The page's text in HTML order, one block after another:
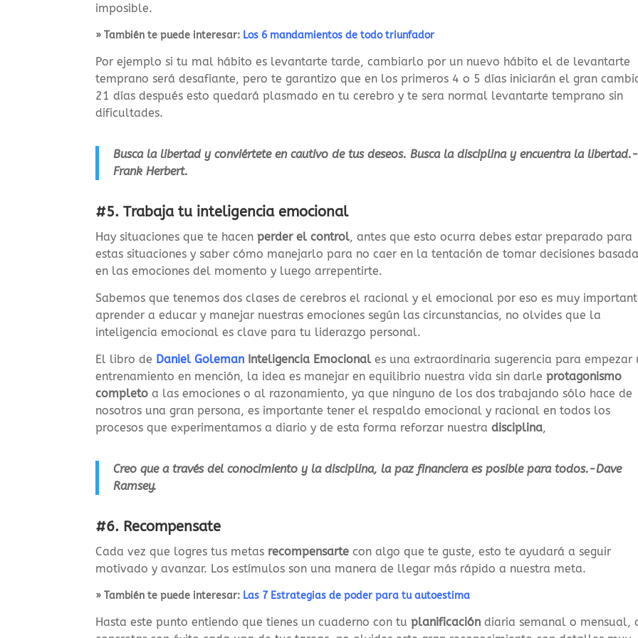
imposible.
» También te puede interesar: Los 6 mandamientos de todo triunfador
Por ejemplo si tu mal hábito es levantarte tarde, cambiarlo por un nuevo hábito el de levantarte
temprano será desafiante, pero te garantizo que en los primeros 4 o 5 días iniciarán el gran
21 días después esto quedará plasmado en tu cerebro y te sera normal levantarte temprano sin
dificultades.
Busca la libertad y conviértete en cautivo de tus deseos. Busca la disciplina y encuentra la libertad.-
Frank Herbert.
#5. Trabaja tu inteligencia emocional
Hay situaciones que te hacenperder el control, antes que esto ocurra debes estar preparado para
estas situaciones y saber cómo manejarlo para no caer en la tentación de tomar decisiones
en las emociones del momento y luego arrepentirte.
Sabemos que tenemos dos clases de cerebros el racional y el emocional por eso es muy
aprender a educar y manejar nuestras emociones según las circunstancias, no olvides que la
inteligencia emocional es clave para tu liderazgo personal.
El libro de Daniel Goleman Inteligencia Emocional es una extraordinaria sugerencia para empezar
entrenamiento en mención, la idea es manejar en equilibrio nuestra vida sin darleprotagonismo
completo a las emociones o al razonamiento, ya que ninguno de los dos trabajando sólo hace de
nosotros una gran persona, es importante tener el respaldo emocional y racional en todos los
procesos que experimentamos a diario y de esta forma reforzar nuestradisciplina,
Creo que a través del conocimiento y la disciplina, la paz financiera es posible para todos.-Dave
Ramsey.
#6. Recompensate
Cada vez que logres tus metas recompensarte con algo que te guste, esto te ayudará a seguir
motivado y avanzar. Los estímulos son una manera de llegar más rápido a nuestra meta.
» También te puede interesar: Las 7 Estrategias de poder para tu autoestima
Hasta este punto entiendo que tienes un cuaderno con tuplanificación diaria semanal o mensual,